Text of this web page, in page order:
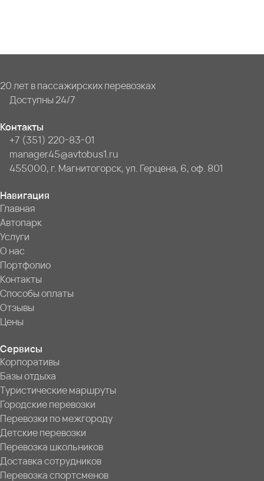
20 лет в пассажирских перевозках
Доступны 24/7
Контакты
+7 (351) 220-83-01
manager45@avtobus1.ru
455000, г. Магнитогорск, ул. Герцена, 6, оф. 801
Навигация
Главная
Автопарк
Услуги
О нас
Портфолио
Контакты
Способы оплаты
Отзывы
Цены
Сервисы
Корпоративы
Базы отдыха
Туристические маршруты
Городские перевозки
Перевозки по межгороду
Детские перевозки
Перевозка школьников
Доставка сотрудников
Перевозка спортсменов